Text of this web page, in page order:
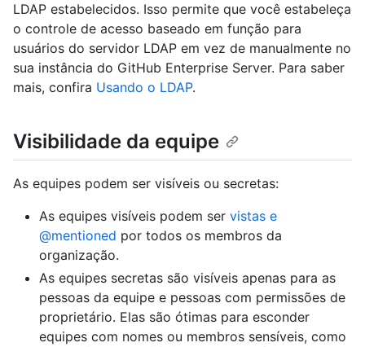
LDAP estabelecidos. Isso permite que você estabeleça
o controle de acesso baseado em função para
usuários do servidor LDAP em vez de manualmente no
sua instância do GitHub Enterprise Server. Para saber
mais, confira Usando o LDAP.
Visibilidade da equipe
As equipes podem ser visíveis ou secretas:
As equipes visíveis podem ser vistas e
@mentioned por todos os membros da
organização.
As equipes secretas são visíveis apenas para as
pessoas da equipe e pessoas com permissões de
proprietário. Elas são ótimas para esconder
equipes com nomes ou membros sensíveis, como